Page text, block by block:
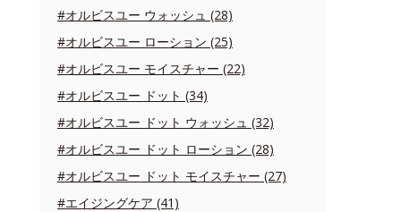
#オルビスユー ウォッシュ (28)
#オルビスユー ローション (25)
#オルビスユー モイスチャー (22)
#オルビスユー ドット (34)
#オルビスユー ドット ウォッシュ (32)
#オルビスユー ドット ローション (28)
#オルビスユー ドット モイスチャー (27)
#エイジングケア (41)